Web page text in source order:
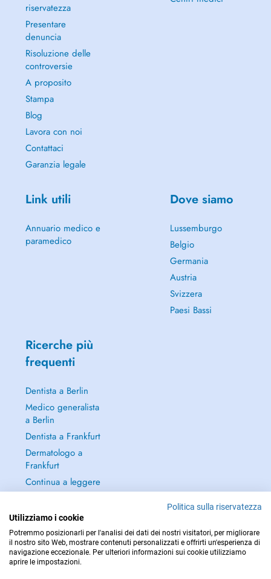
riservatezza
Presentare
denuncia
Risoluzione delle
controversie
A proposito
Stampa
Blog
Lavora con noi
Contattaci
Garanzia legale
Link utili
Annuario medico e
paramedico
Dove siamo
Lussemburgo
Belgio
Germania
Austria
Svizzera
Paesi Bassi
Ricerche più
frequenti
Dentista a Berlin
Medico generalista
a Berlin
Dentista a Frankfurt
Dermatologo a
Frankfurt
Continua a leggere
→
PER LE URGENZE, CONSULTARE : 112
Politica sulla riservatezza
Utilizziamo i cookie
Potremmo posizionarli per l'analisi dei dati dei nostri visitatori, per migliorare
il nostro sito Web, mostrare contenuti personalizzati e offrirti un'esperienza di
navigazione eccezionale. Per ulteriori informazioni sui cookie utilizziamo
aprire le impostazioni.